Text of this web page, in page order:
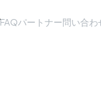
FAQパートナー問い合わ